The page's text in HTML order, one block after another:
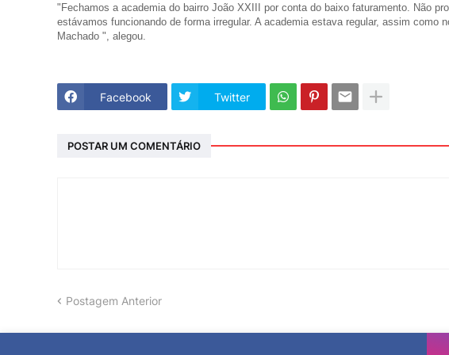
"Fechamos a academia do bairro João XXIII por conta do baixo faturamento. Não
estávamos funcionando de forma irregular. A academia estava regular, assim como
Machado ", alegou.
Facebook Twitter
POSTAR UM COMENTÁRIO
Postagem Anterior